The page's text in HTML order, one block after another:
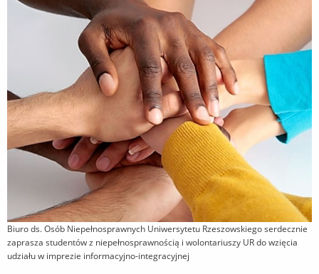
Biuro ds. Osób Niepełnosprawnych Uniwersytetu Rzeszowskiego serdecznie
zaprasza studentów z niepełnosprawnością i wolontariuszy UR do wzięcia
udziału w imprezie informacyjno-integracyjnej